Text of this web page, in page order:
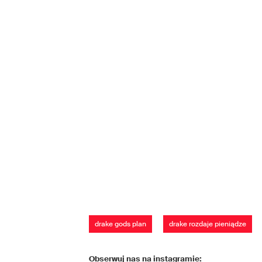
drake gods plan drake rozdaje pieniądze
Obserwuj nas na instagramie: